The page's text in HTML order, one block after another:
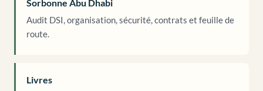
Sorbonne Abu Dhabi
Audit DSI, organisation, sécurité, contrats et feuille de
route.
Livres